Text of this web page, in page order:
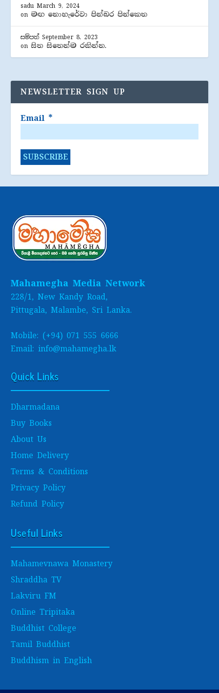
sadu March 9, 2024
on මඟ නොහැරේවා පින්බර පින්කෙත
සම්පත් September 8, 2023
onසිත සිතෙන්ම රකින්න.
NEWSLETTER SIGN UP
Email *
Mahamegha Media Network
228/1, New Kandy Road,
Pittugala, Malambe, Sri Lanka.
Mobile: (+94) 071 555 6666
Email: info@mahamegha.lk
Quick Links
Dharmadana
Buy Books
About Us
Home Delivery
Terms & Conditions
Privacy Policy
Refund Policy
Useful Links
Mahamevnawa Monastery
Shraddha TV
Lakviru FM
Online Tripitaka
Buddhist College
Tamil Buddhist
Buddhism in English